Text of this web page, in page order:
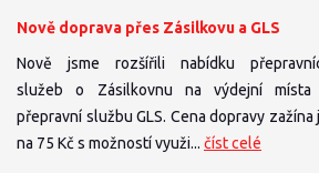
Nově doprava přes Zásilkovu a GLS
Nově jsme rozšířili nabídku
služeb o Zásilkovnu na výdejní místa
přepravní službu GLS. Cena dopravy zažína
na 75 Kč s možností využi... číst celé